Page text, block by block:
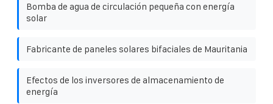
Bomba de agua de circulación pequeña con energía
solar
Fabricante de paneles solares bifaciales de Mauritania
Efectos de los inversores de almacenamiento de
energía